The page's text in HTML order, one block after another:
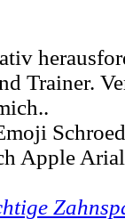
Trainer.
Apple